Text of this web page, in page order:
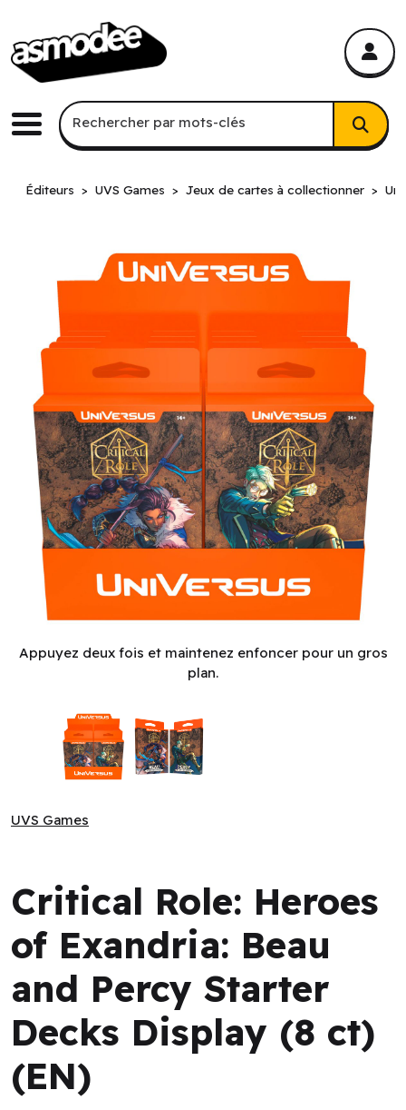
Menu
Recherche par mots-clés
Rechercher par mots-clés
Éditeurs UVS Games Jeux de cartes à collectionner
Appuyez deux fois et maintenez enfoncer pour un gros
plan.
UVS Games
Critical Role: Heroes
of Exandria: Beau
and Percy Starter
Decks Display (8 ct)
(EN)